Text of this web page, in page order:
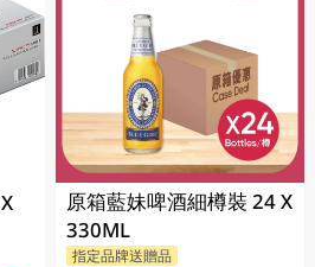
原箱藍妹啤酒細樽裝 24 X
330ML
指定品牌送贈品